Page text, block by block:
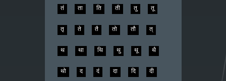
तं ता ति ती तु तू
तृ ते तै तो तौ त्
थ था थि थु थू थै
थो द दं दा दि दी